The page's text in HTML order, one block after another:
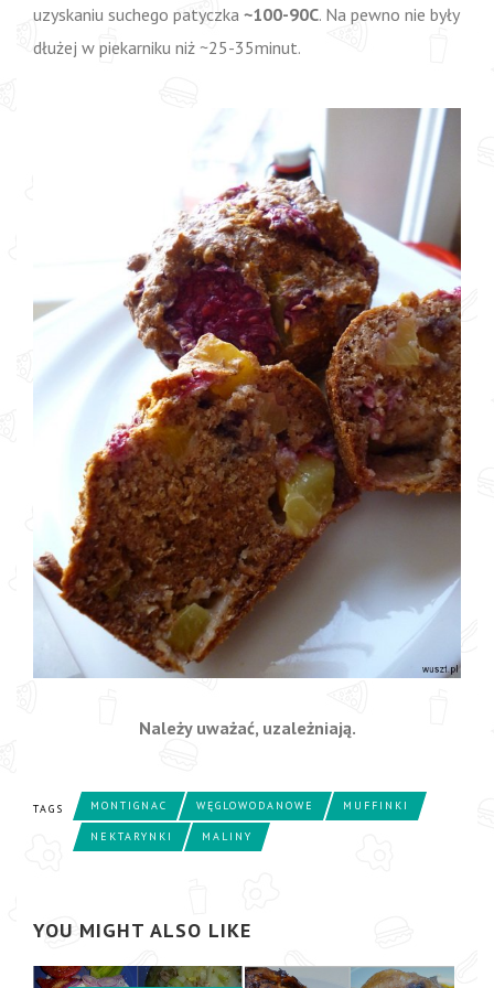
uzyskaniu suchego patyczka ~100-90C. Na pewno nie były
dłużej w piekarniku niż ~25-35minut.
Należy uważać, uzależniają.
TAGS MONTIGNAC WĘGLOWODANOWE MUFFINKI
NEKTARYNKI MALINY
YOU MIGHT ALSO LIKE